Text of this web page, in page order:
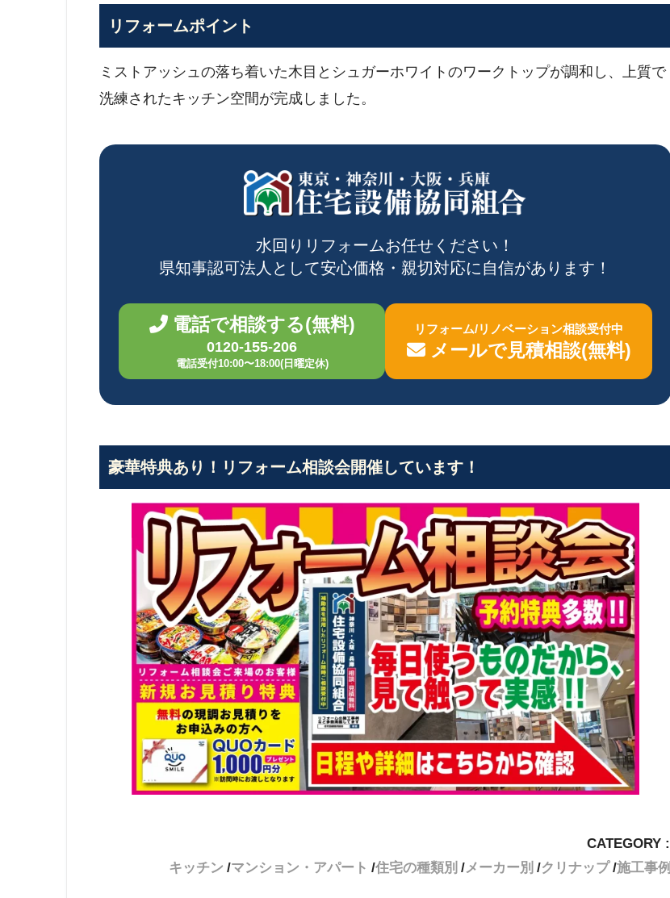
リフォームポイント
ミストアッシュの落ち着いた木目とシュガーホワイトのワークトップが調和し、上質で
洗練されたキッチン空間が完成しました。
水回りリフォームお任せください！
県知事認可法人として安心価格・親切対応に自信があります！
電話で相談する(無料)
0120-155-206
電話受付10:00〜18:00(日曜定休)
リフォーム/リノベーション相談受付中
メールで見積相談(無料)
豪華特典あり！リフォーム相談会開催しています！
CATEGORY :
キッチン マンション・アパート 住宅の種類別 メーカー別 クリナップ 施工事例